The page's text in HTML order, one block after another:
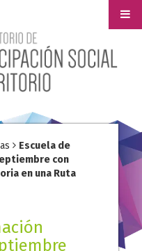
Escuela de
con
en una Ruta